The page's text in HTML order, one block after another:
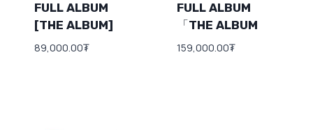
FULL ALBUM
[THE ALBUM]
89,000.00₮
FULL ALBUM
「THE ALBUM
159,000.00₮